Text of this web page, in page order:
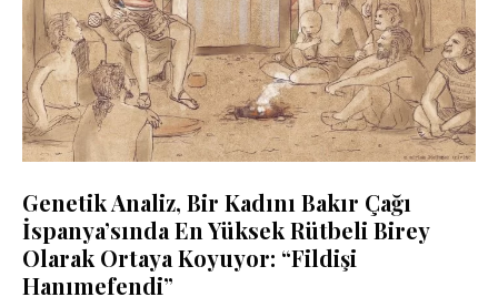
Genetik Analiz, Bir Kadını Bakır Çağı
İspanya’sında En Yüksek Rütbeli Birey
Olarak Ortaya Koyuyor: “Fildişi
Hanımefendi”